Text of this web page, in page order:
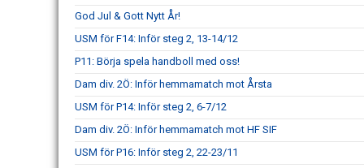
God Jul & Gott Nytt År!
USM för F14: Inför steg 2, 13-14/12
P11: Börja spela handboll med oss!
Dam div. 2Ö: Inför hemmamatch mot Årsta
USM för P14: Inför steg 2, 6-7/12
Dam div. 2Ö: Inför hemmamatch mot HF SIF
USM för P16: Inför steg 2, 22-23/11